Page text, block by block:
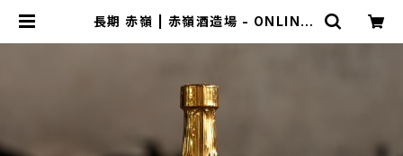
長期 赤嶺 | 赤嶺酒造場 - ONLINE